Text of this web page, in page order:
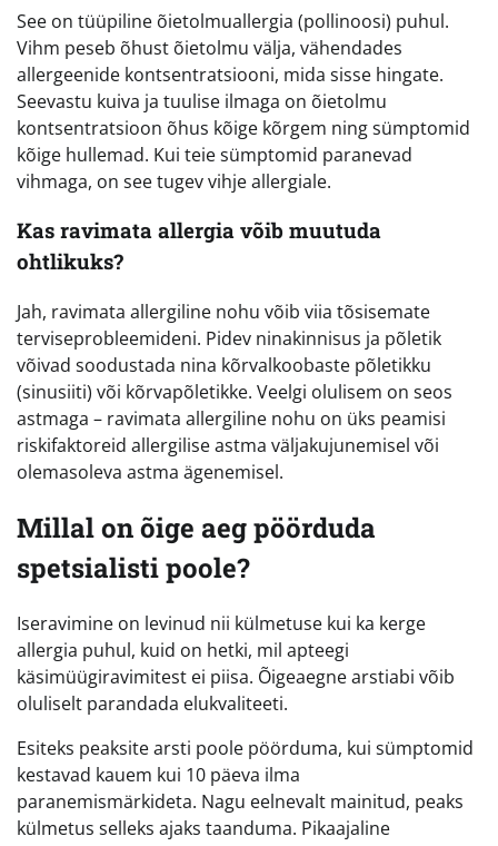
See on tüüpiline õietolmuallergia (pollinoosi) puhul.
Vihm peseb õhust õietolmu välja, vähendades
allergeenide kontsentratsiooni, mida sisse hingate.
Seevastu kuiva ja tuulise ilmaga on õietolmu
kontsentratsioon õhus kõige kõrgem ning sümptomid
kõige hullemad. Kui teie sümptomid paranevad
vihmaga, on see tugev vihje allergiale.
Kas ravimata allergia võib muutuda
ohtlikuks?
Jah, ravimata allergiline nohu võib viia tõsisemate
terviseprobleemideni. Pidev ninakinnisus ja põletik
võivad soodustada nina kõrvalkoobaste põletikku
(sinusiiti) või kõrvapõletikke. Veelgi olulisem on seos
astmaga – ravimata allergiline nohu on üks peamisi
riskifaktoreid allergilise astma väljakujunemisel või
olemasoleva astma ägenemisel.
Millal on õige aeg pöörduda
spetsialisti poole?
Iseravimine on levinud nii külmetuse kui ka kerge
allergia puhul, kuid on hetki, mil apteegi
käsimüügiravimitest ei piisa. Õigeaegne arstiabi võib
oluliselt parandada elukvaliteeti.
Esiteks peaksite arsti poole pöörduma, kui sümptomid
kestavad kauem kui 10 päeva ilma
paranemismärkideta. Nagu eelnevalt mainitud, peaks
külmetus selleks ajaks taanduma. Pikaajaline